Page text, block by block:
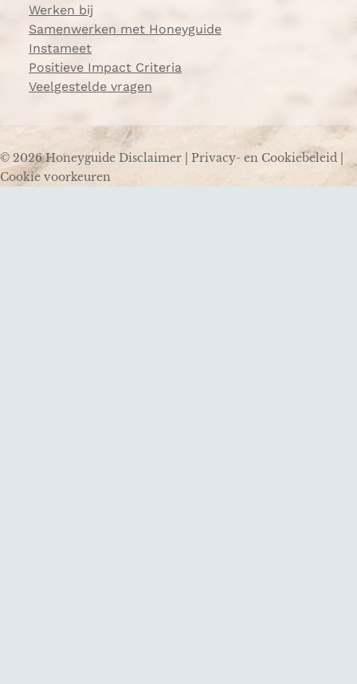
Werken bij
Samenwerken met Honeyguide
Instameet
Positieve Impact Criteria
Veelgestelde vragen
© 2026 Honeyguide Disclaimer Privacy- en Cookiebeleid
Cookie voorkeuren